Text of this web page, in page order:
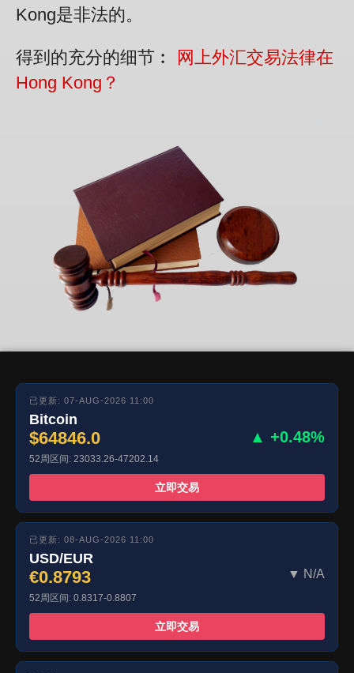
Kong是非法的。
得到的充分的细节︰
网上外汇交易法律在
Hong Kong？
已更新: 07-AUG-2026 11:00
Bitcoin
$64846.0 ▲ +0.48%
52周区间: 23033.26-47202.14
立即交易
已更新: 08-AUG-2026 11:00
USD/EUR
€0.8793 ▼ N/A
52周区间: 0.8317-0.8807
立即交易